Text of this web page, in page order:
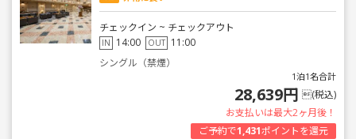
チェックイン ~ チェックアウト
IN 14:00 OUT 11:00
シングル（禁煙）
1泊1名合計
28,639円 (税込)
お支払いは最大2ヶ月後！
ご予約で1,431ポイントを還元